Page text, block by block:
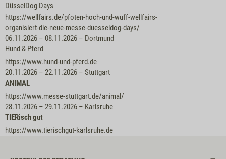
DüsselDog Days
https://wellfairs.de/pfoten-hoch-und-wuff-wellfairs-
organisiert-die-neue-messe-duesseldog-days/
06.11.2026 – 08.11.2026 – Dortmund
Hund & Pferd
https://www.hund-und-pferd.de
20.11.2026 – 22.11.2026 – Stuttgart
ANIMAL
https://www.messe-stuttgart.de/animal/
28.11.2026 – 29.11.2026 – Karlsruhe
TIERisch gut
https://www.tierischgut-karlsruhe.de